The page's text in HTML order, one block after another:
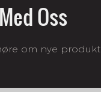
Oss
om nye